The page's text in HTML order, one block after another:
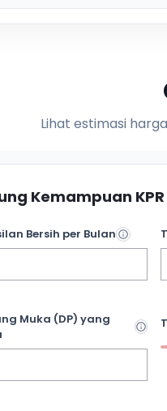
Lihat estimasi
Kemampuan
Bersih per Bulan
Muka (DP) yang